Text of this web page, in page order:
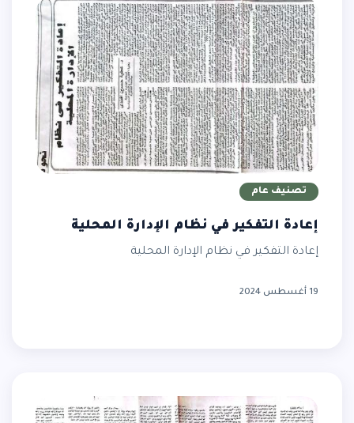
تصنيف عام
إعادة التفكير في نظام الإدارة المحلية
إعادة التفكير في نظام الإدارة المحلية
19 أغسطس 2024